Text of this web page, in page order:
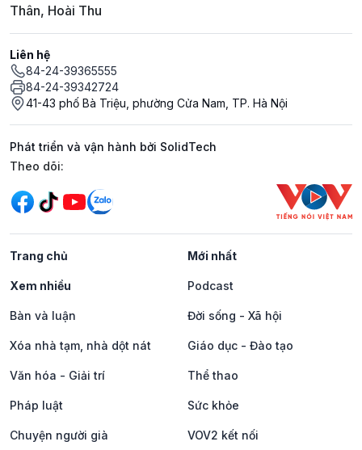
Thân, Hoài Thu
Liên hệ
84-24-39365555
84-24-39342724
41-43 phố Bà Triệu, phường Cửa Nam, TP. Hà Nội
Phát triển và vận hành bởi SolidTech
Mạng xã hội
Theo dõi:
Trang chủ Mới nhất
Xem nhiều Podcast
Bàn và luận Đời sống - Xã hội
Xóa nhà tạm, nhà dột nát Giáo dục - Đào tạo
Văn hóa - Giải trí Thể thao
Pháp luật Sức khỏe
Chuyện người già VOV2 kết nối